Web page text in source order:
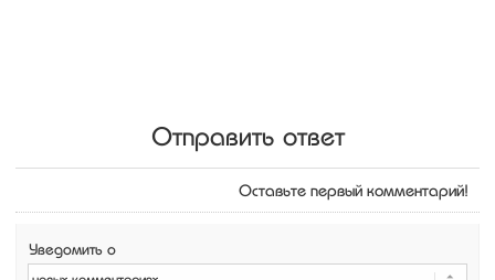
Отправить ответ
Оставьте первый комментарий!
Уведомить о